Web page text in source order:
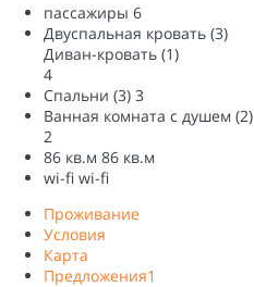
пассажиры 6
Двуспальная кровать (3)
Диван-кровать (1)
4
Спальни (3) 3
Ванная комната с душем (2)
2
86 кв.м 86 кв.м
wi-fi wi-fi
Проживание
Условия
Карта
Предложения1